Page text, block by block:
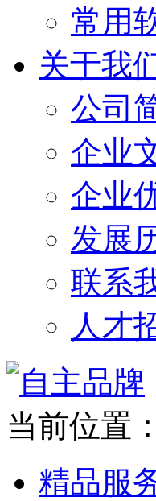
常用
关于我
公司
企业
企业
发展
联系
人才
当前位置：
精品服